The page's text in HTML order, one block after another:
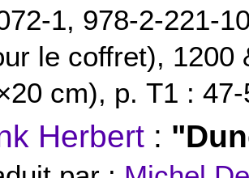
1, 978-2-221-
le coffret), 1200
cm), p. T1 :
Herbert :